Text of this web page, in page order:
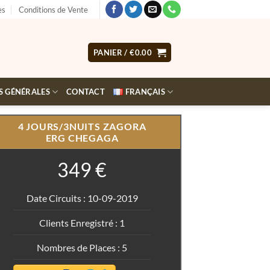
Conditions de Vente
PANIER /€0.00
GÉNÉRALES CONTACT FRANÇAIS
4 JOURS/3NUITS ZAGORA
ERG CHEGAGA
349 €
Date Circuits : 10-09-2019
Clients Enregistré : 1
Nombres de Places : 5